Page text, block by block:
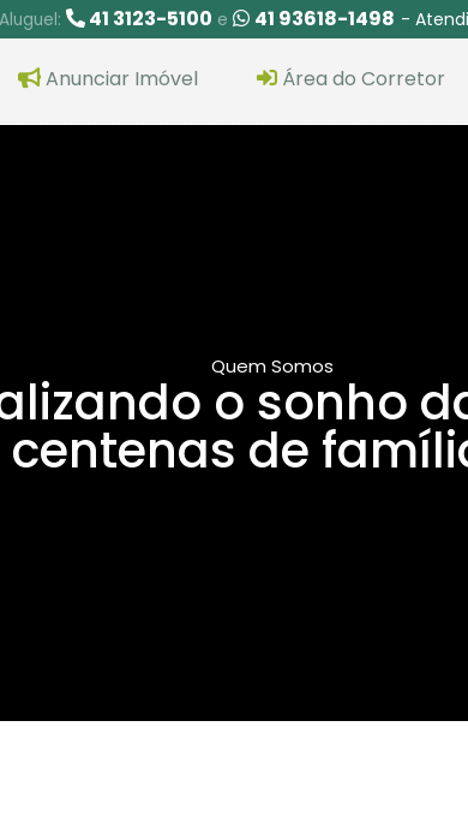
Aluguel: 41 3123-5100 e 41 93618-1498 -
Anunciar Imóvel Área do Corretor
Quem Somos
o sonho
centenas de